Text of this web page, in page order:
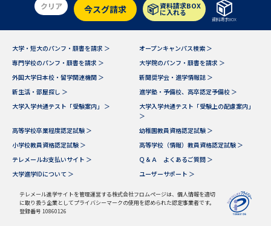
ユーザーサポート
Ｑ＆Ａ よくあるご質問 大学進学IDについて
お支払いについて
受付内容・発送状況の確認
お支払いサイト
特定商取引表記
訂正のご案内
クリア 今スグ請求 資料請求BOX
に入れる
資料請求BOX
大学・短大のパンフ・願書を請求 ＞
オープンキャンパス検索 ＞
専門学校のパンフ・願書を請求 ＞
大学院のパンフ・願書を請求 ＞
外国大学日本校・留学関連機関 ＞
新聞奨学会・進学情報誌 ＞
新生活・部屋探し ＞
進学塾・予備校、高卒認定予備校 ＞
大学入学共通テスト「受験案内」 ＞
大学入学共通テスト「受験上の配慮案内」
＞
高等学校卒業程度認定試験 ＞
幼稚園教員資格認定試験 ＞
小学校教員資格認定試験 ＞
高等学校（情報）教員資格認定試験 ＞
テレメールお支払いサイト ＞
Ｑ＆Ａ よくあるご質問 ＞
大学進学IDについて ＞
ユーザーサポート ＞
テレメール進学サイトを管理運営する株式会社フロムページは、個人情報を適切
に取り扱う企業としてプライバシーマークの使用を認められた認定事業者です。
登録番号 10860126